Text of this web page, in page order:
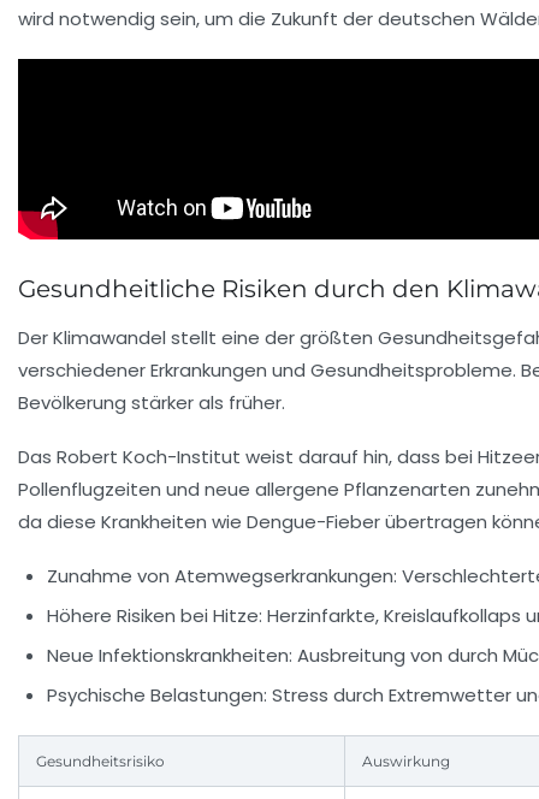
wird notwendig sein, um die Zukunft der deutschen
Gesundheitliche Risiken durch den
Der Klimawandel stellt eine der größten
verschiedener Erkrankungen und
Bevölkerung stärker als früher.
Das Robert Koch-Institut weist darauf hin, dass bei
Pollenflugzeiten und neue allergene Pflanzenarten
da diese Krankheiten wie Dengue-Fieber übertragen
Zunahme von Atemwegserkrankungen:
Höhere Risiken bei Hitze: Herzinfarkte, Kreislaufkollaps
Neue Infektionskrankheiten: Ausbreitung von durch
Psychische Belastungen: Stress durch Extremwetter
Gesundheitsrisiko Auswirkung